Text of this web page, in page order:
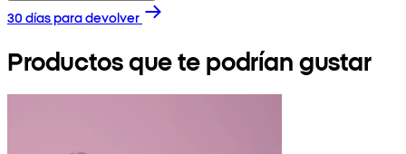
30 días para devolver
Productos que te podrían gustar